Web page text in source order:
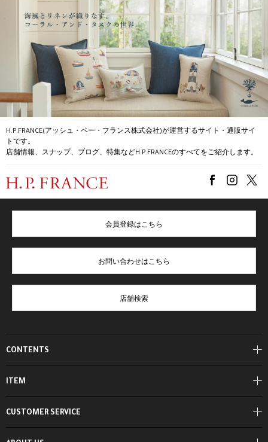
H.P.FRANCE(アッシュ・ペー・フランス株式会社)が運営するサイト・通販サイ
トです。
店舗情報、スナップ、ブログ、特集などH.P.FRANCEのすべてをご紹介します。
CONTENTS
ITEM
会員登録はこちら
お問い合わせはこちら
店舗検索
CUSTOMER SERVICE